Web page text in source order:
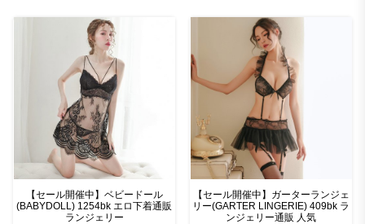
【セール開催中】ベビードール
(BABYDOLL) 1254bk エロ下着通販
ランジェリー
【セール開催中】ガーターランジェ
リー(GARTER LINGERIE) 409bk ラ
ンジェリー通販 人気